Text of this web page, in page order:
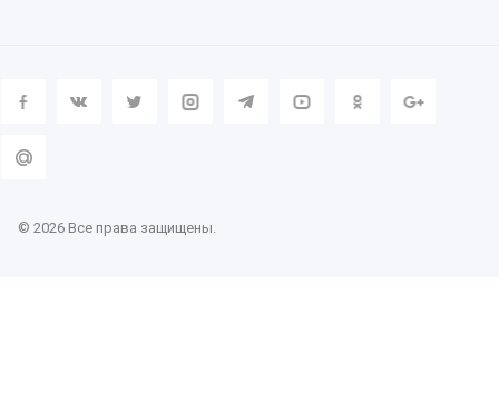
© 2026 Все права защищены.